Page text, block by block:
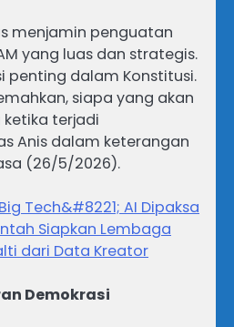
menjamin penguatan
yang luas dan strategis.
penting dalam Konstitusi.
siapa yang akan
terjadi
Anis dalam keterangan
(26/5/2026).
Tech&#8221; AI Dipaksa
Siapkan Lembaga
dari Data Kreator
Demokrasi